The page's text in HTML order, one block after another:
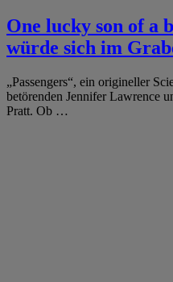
One lucky son of
würde sich im
„Passengers“, ein origineller
betörenden Jennifer Lawrence
Pratt. Ob …